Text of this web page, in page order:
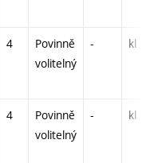
4
Povinně
volitelný
- kl
4
Povinně
volitelný
- kl